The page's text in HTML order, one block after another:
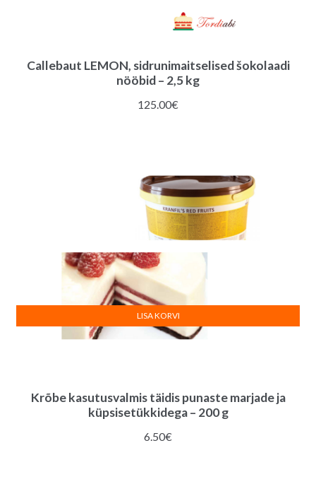
Callebaut LEMON, sidrunimaitselised šokolaadi
nööbid – 2,5 kg
125.00€
Krõbe kasutusvalmis täidis punaste marjade ja
küpsisetükkidega – 200 g
6.50€
LISA KORVI